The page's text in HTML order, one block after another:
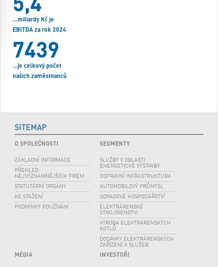
…miliardy Kč je
EBITDA za rok 2024
7439
…je celkový počet
našich zaměstnanců
SITEMAP
O SPOLEČNOSTI
ZÁKLADNÍ INFORMACE
PŘEHLED
NEJVÝZNAMNĚJŠÍCH FIREM
STATUTÁRNÍ ORGÁNY
KE STAŽENÍ
PODMÍNKY POUŽÍVÁNÍ
SEGMENTY
SLUŽBY V OBLASTI
ENERGETICKÉ VÝSTAVBY
DOPRAVNÍ INFRASTRUKTURA
AUTOMOBILOVÝ PRŮMYSL
ODPADOVÉ HOSPODÁŘSTVÍ
ELEKTRÁRENSKÉ
STROJÍRENSTVÍ
VÝROBA ELEKTRÁRENSKÝCH
KOTLŮ
DODÁVKY ELEKTRÁRENSKÝCH
ZAŘÍZENÍ A SLUŽEB
MÉDIA INVESTOŘI